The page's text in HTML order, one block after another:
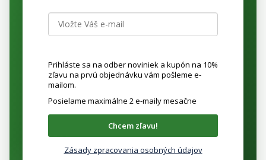
Prihláste sa na odber noviniek a kupón na 10%
zľavu na prvú objednávku vám pošleme e-
mailom.
Posielame maximálne 2 e-maily mesačne
Chcem zľavu!
Zásady zpracovania osobných údajov